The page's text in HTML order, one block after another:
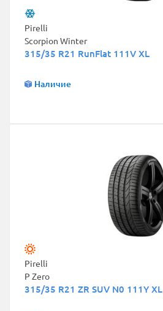
Pirelli
Scorpion Winter
315/35 R21 RunFlat 111V XL
Наличие
Pirelli
P Zero
315/35 R21 ZR SUV N0 111Y XL